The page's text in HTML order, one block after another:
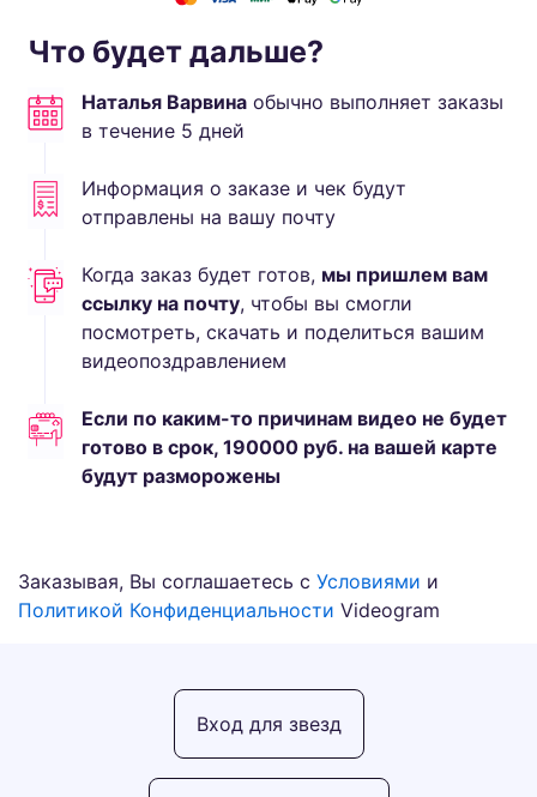
Что будет дальше?
Наталья Варвина обычно выполняет заказы
в течение 5 дней
Информация о заказе и чек будут
отправлены на вашу почту
Когда заказ будет готов, мы пришлем вам
ссылку на почту, чтобы вы смогли
посмотреть, скачать и поделиться вашим
видеопоздравлением
Если по каким-то причинам видео не будет
готово в срок, 190000 руб. на вашей карте
будут разморожены
Заказывая, Вы соглашаетесь с Условиями и
Политикой Конфиденциальности Videogram
Вход для звезд